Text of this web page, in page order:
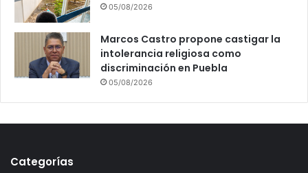
05/08/2026
Marcos Castro propone castigar la
intolerancia religiosa como
discriminación en Puebla
05/08/2026
Categorías